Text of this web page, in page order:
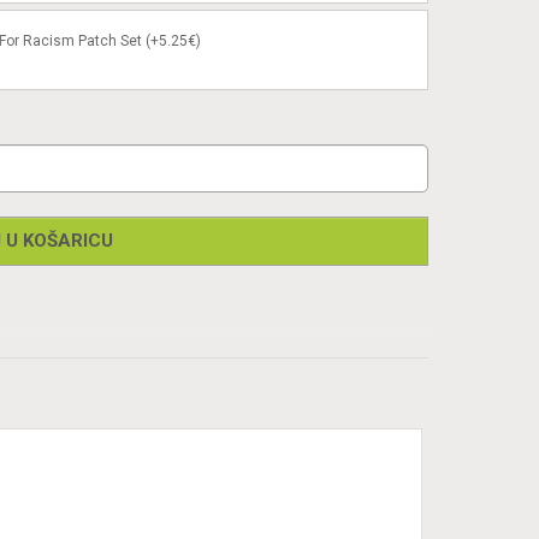
Racism Patch Set (+5.25€)
KOŠARICU